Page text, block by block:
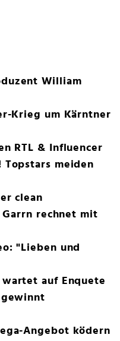
William
Krieg um Kärntner
RTL & Influencer
meiden
clean
rechnet mit
"Lieben und
auf Enquete
Angebot ködern